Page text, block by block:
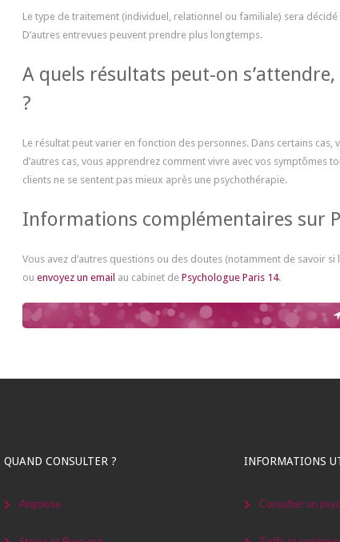
Le type de traitement (individuel, relationnel ou familiale) sera
D’autres entrevues peuvent prendre plus longtemps.
A quels résultats peut-on
?
Le résultat peut varier en fonction des personnes. Dans certains
d’autres cas, vous apprendrez comment vivre avec vos symptômes
clients ne se sentent pas mieux après une psychothérapie.
Informations complémentaires sur
Vous avez d’autres questions ou des doutes (notamment de savoir
ou envoyez un email au cabinet de Psychologue Paris 14.
QUAND CONSULTER ?
Angoisse
INFORMATIONS
Consulter un